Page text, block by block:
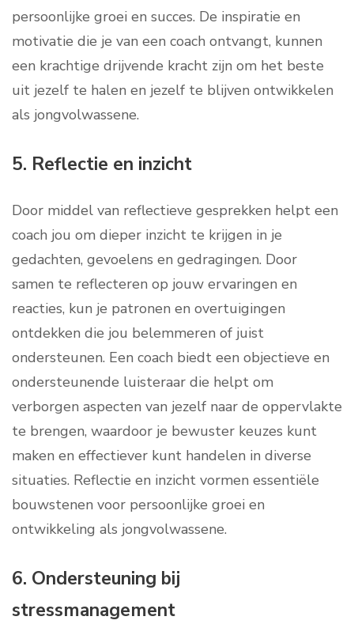
persoonlijke groei en succes. De inspiratie en
motivatie die je van een coach ontvangt, kunnen
een krachtige drijvende kracht zijn om het beste
uit jezelf te halen en jezelf te blijven ontwikkelen
als jongvolwassene.
5. Reflectie en inzicht
Door middel van reflectieve gesprekken helpt een
coach jou om dieper inzicht te krijgen in je
gedachten, gevoelens en gedragingen. Door
samen te reflecteren op jouw ervaringen en
reacties, kun je patronen en overtuigingen
ontdekken die jou belemmeren of juist
ondersteunen. Een coach biedt een objectieve en
ondersteunende luisteraar die helpt om
verborgen aspecten van jezelf naar de oppervlakte
te brengen, waardoor je bewuster keuzes kunt
maken en effectiever kunt handelen in diverse
situaties. Reflectie en inzicht vormen essentiële
bouwstenen voor persoonlijke groei en
ontwikkeling als jongvolwassene.
6. Ondersteuning bij
stressmanagement